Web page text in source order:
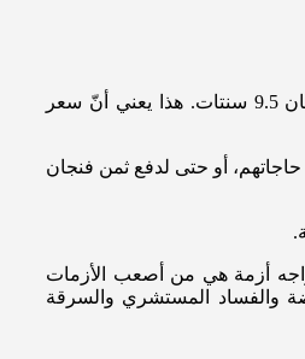
بحسب مؤسسة التصنيف الدولية – Emerging Finance EMFI – وصل تسعير اليوروبوندز اللبناني إلى 9.2 سنتات، في الوقت عينه فإنّ تسعير اليوروبوندز في فنزويلا كان 9.5 سنتات. هذا يعني أنّ سعر
أو حتى لدفع ثمن فنجان
أزمة هي من أصعب الأزمات
والفساد المستشري والسرقة